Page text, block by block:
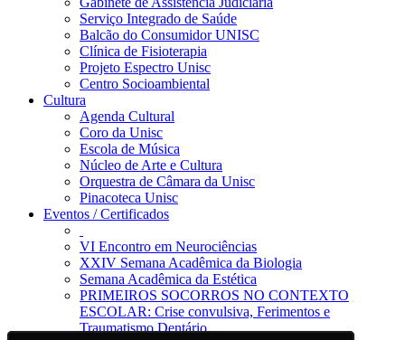
Serviço Integrado de Saúde
Balcão do Consumidor UNISC
Clínica de Fisioterapia
Projeto Espectro Unisc
Centro Socioambiental
Cultura
Agenda Cultural
Coro da Unisc
Escola de Música
Núcleo de Arte e Cultura
Orquestra de Câmara da Unisc
Pinacoteca Unisc
Eventos / Certificados
VI Encontro em Neurociências
XXIV Semana Acadêmica da Biologia
Semana Acadêmica da Estética
PRIMEIROS SOCORROS NO CONTEXTO
ESCOLAR: Crise convulsiva, Ferimentos e
Traumatismo Dentário